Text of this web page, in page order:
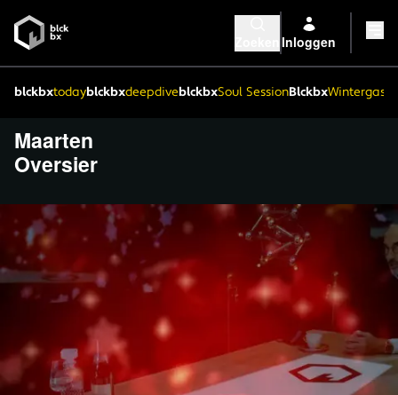
Inloggen
blckbxtodayblckbxdeepdiveblckbxSoul SessionBlckbx
Maarten
Oversier